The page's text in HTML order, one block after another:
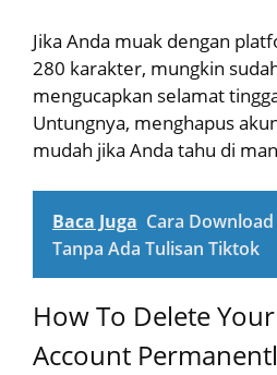
Jika Anda muak dengan
280 karakter, mungkin
mengucapkan selamat
Untungnya, menghapus
mudah jika Anda tahu di
Baca Juga Cara
Tanpa Ada Tulisan Tiktok
How To Delete
Account